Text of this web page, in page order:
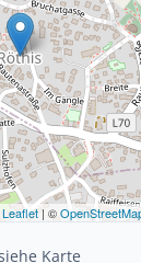
Leaflet | ©
Karte